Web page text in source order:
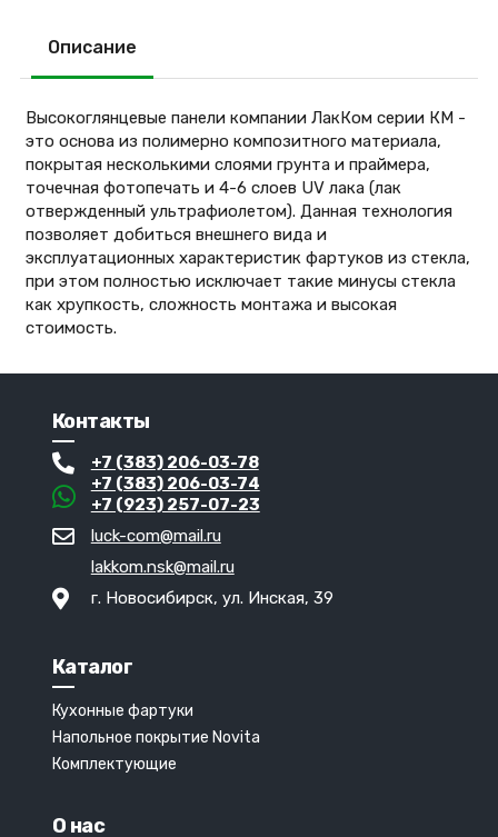
Описание
Высокоглянцевые панели компании ЛакКом серии КМ -
это основа из полимерно композитного материала,
покрытая несколькими слоями грунта и праймера,
точечная фотопечать и 4-6 слоев UV лака (лак
отвержденный ультрафиолетом). Данная технология
позволяет добиться внешнего вида и
эксплуатационных характеристик фартуков из стекла,
при этом полностью исключает такие минусы стекла
как хрупкость, сложность монтажа и высокая
стоимость.
Контакты
+7 (383) 206-03-78
+7 (383) 206-03-74
+7 (923) 257-07-23
luck-com@mail.ru
lakkom.nsk@mail.ru
г. Новосибирск, ул. Инская, 39
Каталог
Кухонные фартуки
Напольное покрытие Novita
Комплектующие
О нас